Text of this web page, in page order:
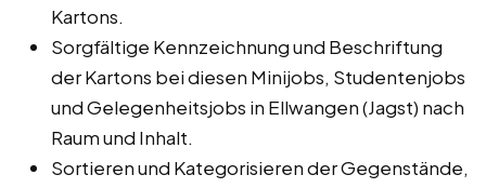
Kartons.
Sorgfältige Kennzeichnung und Beschriftung
der Kartons bei diesen Minijobs, Studentenjobs
und Gelegenheitsjobs in Ellwangen (Jagst) nach
Raum und Inhalt.
Sortieren und Kategorisieren der Gegenstände,